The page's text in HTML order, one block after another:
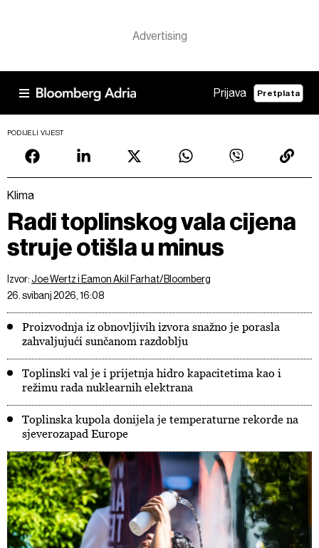
Prijava Pretplata
PODIJELI VIJEST
Klima
Radi toplinskog vala cijena
struje otišla u minus
Izvor:Joe Wertz i Eamon Akil Farhat/Bloomberg
26. svibanj 2026, 16:08
Proizvodnja iz obnovljivih izvora snažno je porasla
zahvaljujući sunčanom razdoblju
Toplinski val je i prijetnja hidro kapacitetima kao i
režimu rada nuklearnih elektrana
Toplinska kupola donijela je temperaturne rekorde na
sjeverozapad Europe